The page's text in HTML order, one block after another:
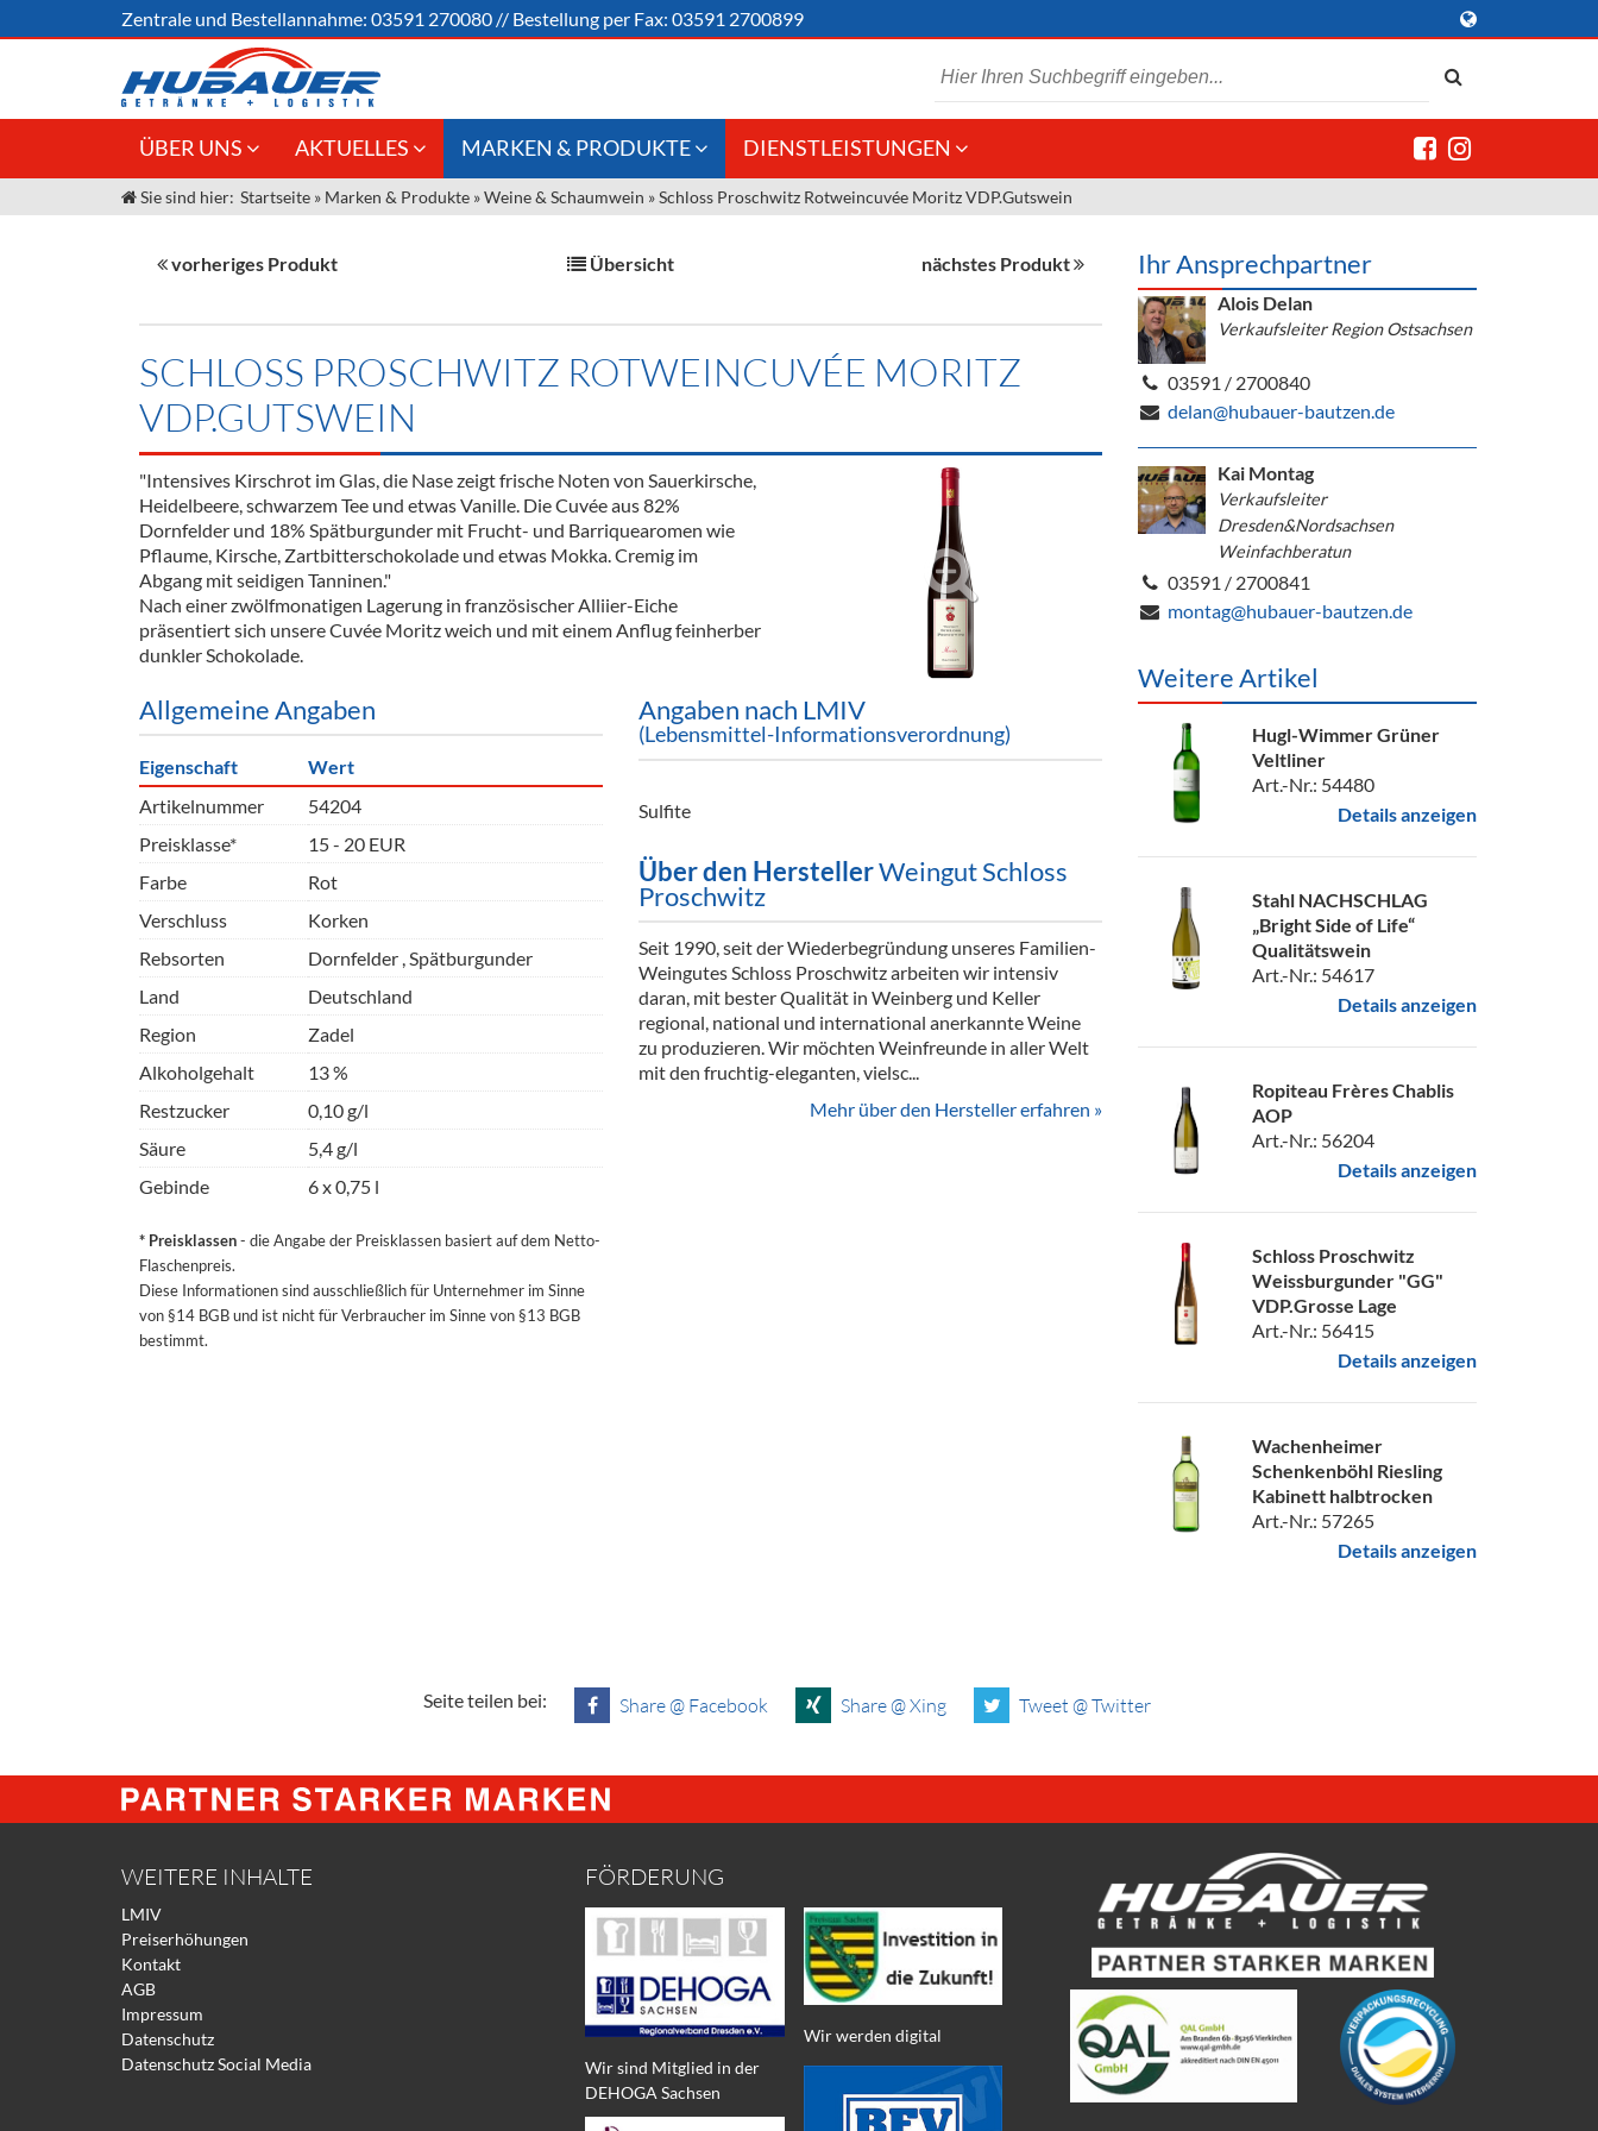
Zentrale und Bestellannahme: 03591 270080 // Bestellung per Fax: 03591 2700899
ÜBER UNS
Jobs
Unser Liefergebiet
AKTUELLES
Angebote Gastronomie &
Gastronomie
Großhandel
Innovation - Die Neue Art des
Termine
MARKEN & PRODUKTE
Weine & Schaumwein
Öle & Küchenartikel
Kaffee
Barzubehör
Equipment
Ausschankwagen
Gläser
Kühlanhänger Hygieneartikel & Desinfektion
DIENSTLEISTUNGEN
Kommisionskauf &
Sie sind hier: Startseite » Marken & Produkte »Weine & Schaumwein »Schloss Proschwitz Rotweincuvée Moritz VDP.Gutswein
vorheriges Produkt Übersicht nächstes Produkt
SCHLOSS PROSCHWITZ ROTWEINCUVÉE MORITZ
VDP.GUTSWEIN
"Intensives Kirschrot im Glas, die Nase zeigt frische Noten von Sauerkirsche,
Heidelbeere, schwarzem Tee und etwas Vanille. Die Cuvée aus 82%
Dornfelder und 18% Spätburgunder mit Frucht- und Barriquearomen wie
Pflaume, Kirsche, Zartbitterschokolade und etwas Mokka. Cremig im
Abgang mit seidigen Tanninen."
Nach einer zwölfmonatigen Lagerung in französischer Alliier-Eiche
präsentiert sich unsere Cuvée Moritz weich und mit einem Anflug feinherber
dunkler Schokolade.
Allgemeine Angaben
Eigenschaft
Wert
Artikelnummer
54204
Preisklasse*
15 - 20 EUR
Farbe
Rot
Verschluss
Korken
Rebsorten
Dornfelder , Spätburgunder
Land
Deutschland
Region
Zadel
Alkoholgehalt
13 %
Restzucker
0,10 g/l
Säure
5,4 g/l
Gebinde
6 x 0,75 l
* Preisklassen- die Angabe der Preisklassen basiert auf dem Netto-
Flaschenpreis.
Diese Informationen sind ausschließlich für Unternehmer im Sinne
von §14 BGB und ist nicht für Verbraucher im Sinne von §13 BGB
bestimmt.
Angaben nach LMIV
(Lebensmittel-Informationsverordnung)
Sulfite
Über den HerstellerWeingut Schloss
Proschwitz
Seit 1990, seit der Wiederbegründung unseres Familien-
Weingutes Schloss Proschwitz arbeiten wir intensiv
daran, mit bester Qualität in Weinberg und Keller
regional, national und international anerkannte Weine
zu produzieren. Wir möchten Weinfreunde in aller Welt
mit den fruchtig-eleganten, vielsc...
Mehr über den Hersteller erfahren »
Ihr Ansprechpartner
Alois Delan
Verkaufsleiter Region Ostsachsen
03591 / 2700840
delan@hubauer-bautzen.de
Kai Montag
Verkaufsleiter
Dresden&Nordsachsen
Weinfachberatun
03591 / 2700841
montag@hubauer-bautzen.de
Weitere Artikel
Hugl-Wimmer Grüner
Veltliner
Art.-Nr.: 54480
Details anzeigen
Stahl NACHSCHLAG
„Bright Side of Life“
Qualitätswein
Art.-Nr.: 54617
Details anzeigen
Ropiteau Frères Chablis
AOP
Art.-Nr.: 56204
Details anzeigen
Schloss Proschwitz
Weissburgunder "GG"
VDP.Grosse Lage
Art.-Nr.: 56415
Details anzeigen
Wachenheimer
Schenkenböhl Riesling
Kabinett halbtrocken
Art.-Nr.: 57265
Details anzeigen
Seite teilen bei: Share @ Facebook Share @ Xing Tweet @ Twitter
WEITERE INHALTE
LMIV
Preiserhöhungen
Kontakt
AGB
Impressum
Datenschutz
Datenschutz Social Media
FÖRDERUNG
Wir sind Mitglied in der
DEHOGA Sachsen
Wir werden digital